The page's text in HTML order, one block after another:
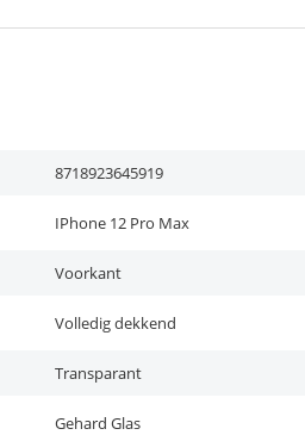
8718923645919
IPhone 12 Pro Max
Voorkant
Volledig dekkend
Transparant
Gehard Glas